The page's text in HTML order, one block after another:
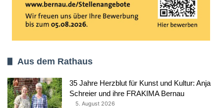
Aus dem Rathaus
35 Jahre Herzblut für Kunst und Kultur: Anja
Schreier und ihre FRAKIMA Bernau
5. August 2026